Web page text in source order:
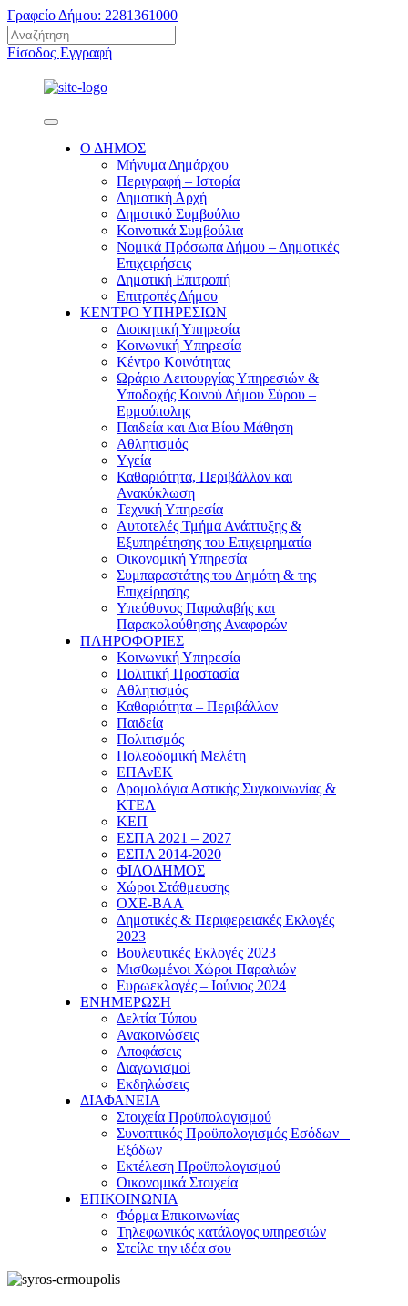
Γραφείο Δήμου: 2281361000
Είσοδος Εγγραφή
Ο ΔΗΜΟΣ
Μήνυμα Δημάρχου
Περιγραφή – Ιστορία
Δημοτική Αρχή
Δημοτικό Συμβούλιο
Κοινοτικά Συμβούλια
Νομικά Πρόσωπα Δήμου – Δημοτικές
Επιχειρήσεις
Δημοτική Επιτροπή
Επιτροπές Δήμου
ΚΕΝΤΡΟ ΥΠΗΡΕΣΙΩΝ
Διοικητική Υπηρεσία
Κοινωνική Yπηρεσία
Κέντρο Κοινότητας
Ωράριο Λειτουργίας Υπηρεσιών &
Υποδοχής Κοινού Δήμου Σύρου –
Ερμούπολης
Παιδεία και Δια Βίου Μάθηση
Αθλητισμός
Yγεία
Καθαριότητα, Περιβάλλον και
Ανακύκλωση
Τεχνική Υπηρεσία
Αυτοτελές Τμήμα Ανάπτυξης &
Εξυπηρέτησης του Επιχειρηματία
Οικονομική Υπηρεσία
Συμπαραστάτης του Δημότη & της
Επιχείρησης
Υπεύθυνος Παραλαβής και
Παρακολούθησης Αναφορών
ΠΛΗΡΟΦΟΡΙΕΣ
Κοινωνική Υπηρεσία
Πολιτική Προστασία
Αθλητισμός
Καθαριότητα – Περιβάλλον
Παιδεία
Πολιτισμός
Πολεοδομική Μελέτη
ΕΠΑνΕΚ
Δρομολόγια Αστικής Συγκοινωνίας &
ΚΤΕΛ
ΚΕΠ
ΕΣΠΑ 2021 – 2027
ΕΣΠΑ 2014-2020
ΦΙΛΟΔΗΜΟΣ
Χώροι Στάθμευσης
ΟΧΕ-ΒΑΑ
Δημοτικές & Περιφερειακές Εκλογές
2023
Βουλευτικές Εκλογές 2023
Μισθωμένοι Χώροι Παραλιών
Ευρωεκλογές – Ιούνιος 2024
ΕΝΗΜΕΡΩΣΗ
Δελτία Τύπου
Ανακοινώσεις
Αποφάσεις
Διαγωνισμοί
Εκδηλώσεις
ΔΙΑΦΑΝΕΙΑ
Στοιχεία Προϋπολογισμού
Συνοπτικός Προϋπολογισμός Εσόδων –
Εξόδων
Εκτέλεση Προϋπολογισμού
Οικονομικά Στοιχεία
ΕΠΙΚΟΙΝΩΝΙΑ
Φόρμα Επικοινωνίας
Τηλεφωνικός κατάλογος υπηρεσιών
Στείλε την ιδέα σου